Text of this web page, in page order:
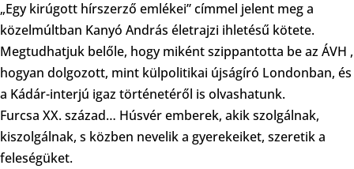
„Egy kirúgott hírszerző emlékei” címmel jelent meg a
közelmúltban Kanyó András életrajzi ihletésű kötete.
Megtudhatjuk belőle, hogy miként szippantotta be az ÁVH ,
hogyan dolgozott, mint külpolitikai újságíró Londonban, és
a Kádár-interjú igaz történetéről is olvashatunk.
Furcsa XX. század… Húsvér emberek, akik szolgálnak,
kiszolgálnak, s közben nevelik a gyerekeiket, szeretik a
feleségüket.